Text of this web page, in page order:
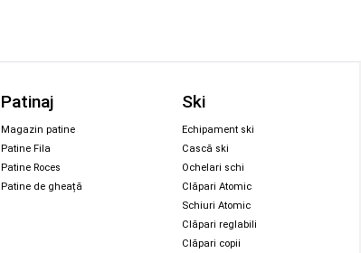
Patinaj
Magazin patine
Patine Fila
Patine Roces
Patine de gheață
Ski
Echipament ski
Cască ski
Ochelari schi
Clăpari Atomic
Schiuri Atomic
Clăpari reglabili
Clăpari copii